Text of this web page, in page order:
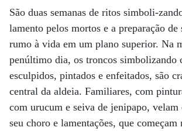
São duas semanas de ritos simboli-
lamento pelos mortos e a preparação de
rumo à vida em um plano superior. Na
penúltimo dia, os troncos simbolizando
esculpidos, pintados e enfeitados, são
central da aldeia. Familiares, com
com urucum e seiva de jenipapo, velam
seu choro e lamentações, que começam